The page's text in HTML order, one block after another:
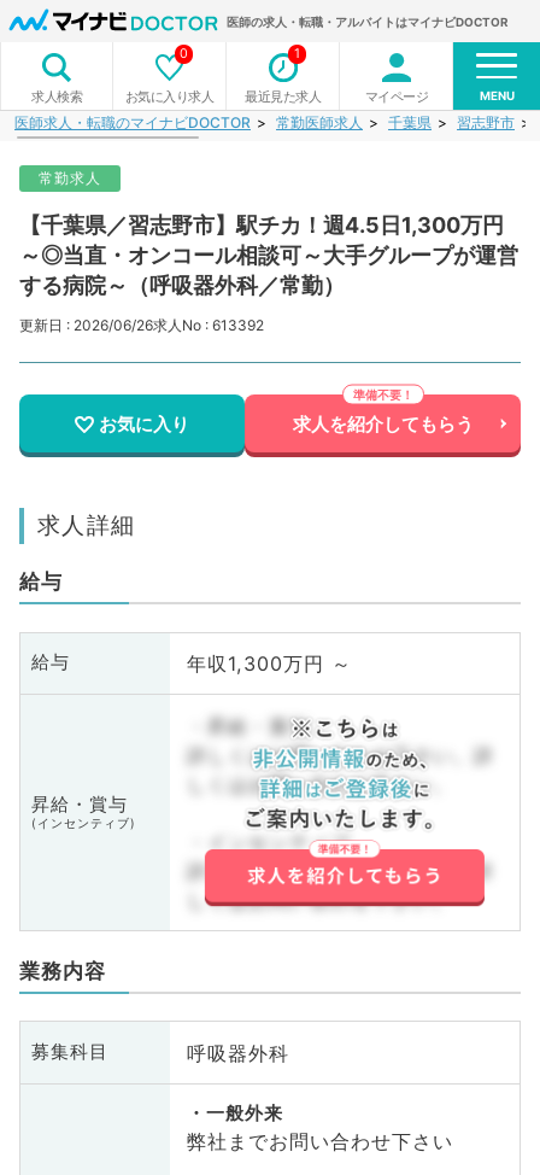
医師の求人・転職・アルバイトはマイナビDOCTOR
求人検索 お気に入り求人
0
最近見た求人
1
マイページ MENU
医師求人・転職のマイナビDOCTOR 常勤医師求人 千葉県 習志野市
常勤求人
【千葉県／習志野市】駅チカ！週4.5日1,300万円
～◎当直・オンコール相談可～大手グループが運営
する病院～（呼吸器外科／常勤）
更新日 : 2026/06/26求人No : 613392
お気に入り 求人を紹介してもらう
求人詳細
給与
給与 年収1,300万円 ～
昇給・賞与
(インセンティブ)
・昇給・賞与
詳しくはお問い合わせ下さい。詳
しくはお問い合わせ下さい。
・インセンティブ
詳しくはお問い合わせ下さい。詳
しくはお問い合わせ下さい。
業務内容
募集科目 呼吸器外科
一般外来
弊社までお問い合わせ下さい